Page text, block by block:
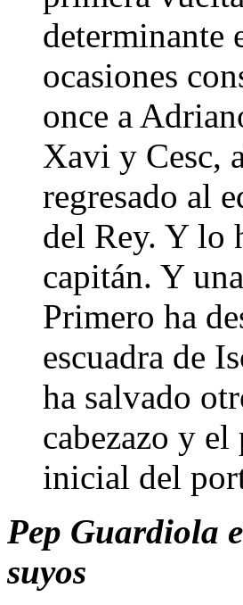
determinante
ocasiones
once a
Xavi y Cesc,
regresado al
del Rey. Y lo
capitán. Y
Primero ha
escuadra de
ha salvado
cabezazo y
inicial del
Pep Guardiola
suyos